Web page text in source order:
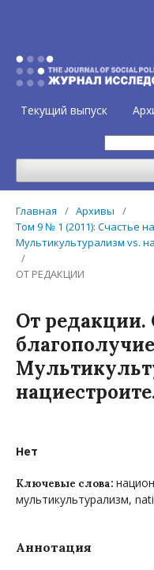
Текущий выпуск
Главная / Архивы
/
Том 9 № 1 (2011): Счастье
Мультикультурализм vs.
/
ОТ РЕДАКЦИИ
От редакции.
Нет
Ключевые слова:
мультикультурализм,
Аннотация